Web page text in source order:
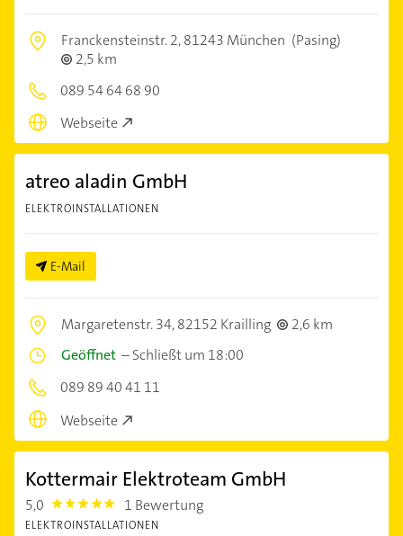
Franckensteinstr. 2,81243 München (Pasing)
2,5 km
089 54 64 68 90
Webseite
atreo aladin GmbH
ELEKTROINSTALLATIONEN
E-Mail
Margaretenstr. 34,82152 Krailling
2,6 km
Geöffnet –Schließt um 18:00
089 89 40 41 11
Webseite
Kottermair Elektroteam GmbH
5,0 5.0 1 Bewertung
ELEKTROINSTALLATIONEN